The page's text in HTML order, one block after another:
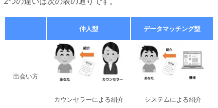
仲人型 データマッチング型
出会い方
カウンセラーによる紹介 システムによる紹介